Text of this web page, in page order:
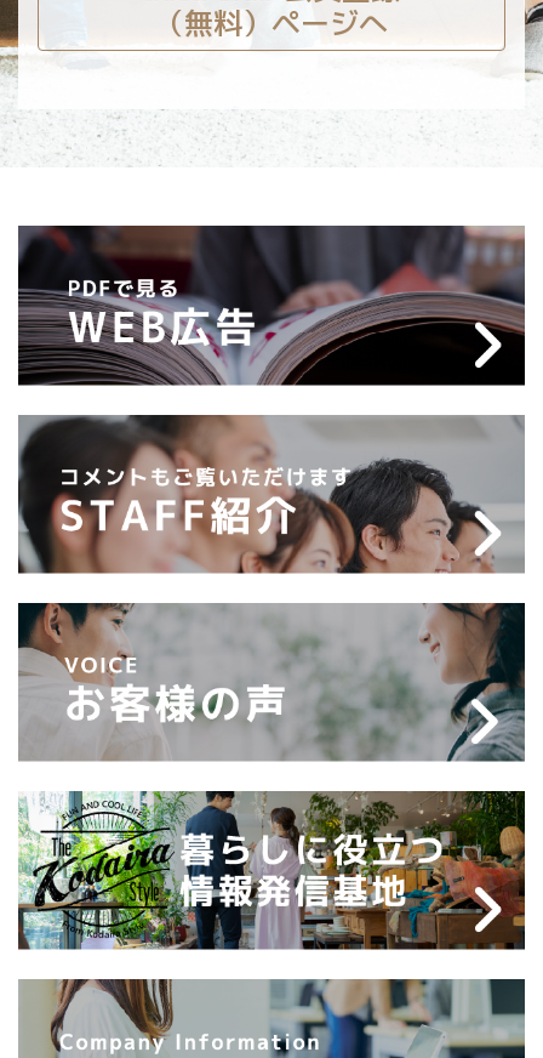
（無料）ページへ